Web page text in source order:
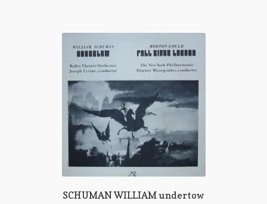
SCHUMAN WILLIAM undertow